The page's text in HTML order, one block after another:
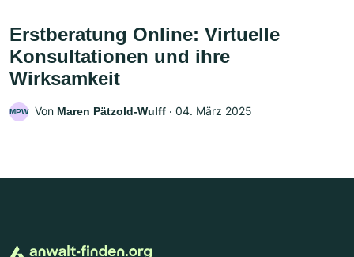
Erstberatung Online: Virtuelle
Konsultationen und ihre
Wirksamkeit
MPW Von Maren Pätzold-Wulff ‧ 04. März 2025